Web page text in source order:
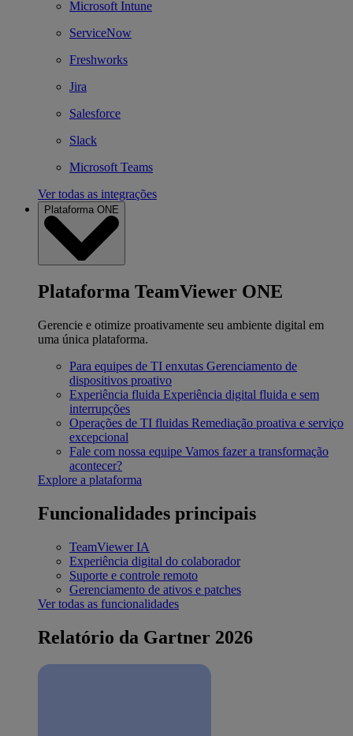
Microsoft Intune
ServiceNow
Freshworks
Jira
Salesforce
Slack
Microsoft Teams
Ver todas as integrações
Plataforma ONE
Plataforma TeamViewer ONE
Gerencie e otimize proativamente seu ambiente digital em
uma única plataforma.
Para equipes de TI enxutas Gerenciamento de
dispositivos proativo
Experiência fluida Experiência digital fluida e sem
interrupções
Operações de TI fluidas Remediação proativa e serviço
excepcional
Fale com nossa equipe Vamos fazer a transformação
acontecer?
Explore a plataforma
Funcionalidades principais
TeamViewer IA
Experiência digital do colaborador
Suporte e controle remoto
Gerenciamento de ativos e patches
Ver todas as funcionalidades
Relatório da Gartner 2026